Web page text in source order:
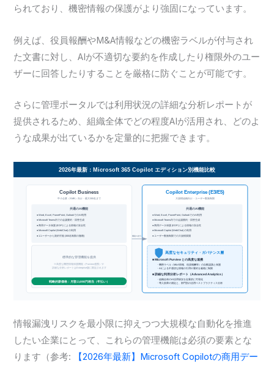
られており、機密情報の保護がより強固になっています。
例えば、役員報酬やM&A情報などの機密ラベルが付与され
た文書に対し、AIが不適切な要約を作成したり権限外のユー
ザーに回答したりすることを厳格に防ぐことが可能です。
さらに管理ポータルでは利用状況の詳細な分析レポートが
提供されるため、組織全体でどの程度AIが活用され、どのよ
うな成果が出ているかを定量的に把握できます。
情報漏洩リスクを最小限に抑えつつ大規模な自動化を推進
したい企業にとって、これらの管理機能は必須の要素とな
ります（参考:
【2026年最新】Microsoft Copilotの商用デー